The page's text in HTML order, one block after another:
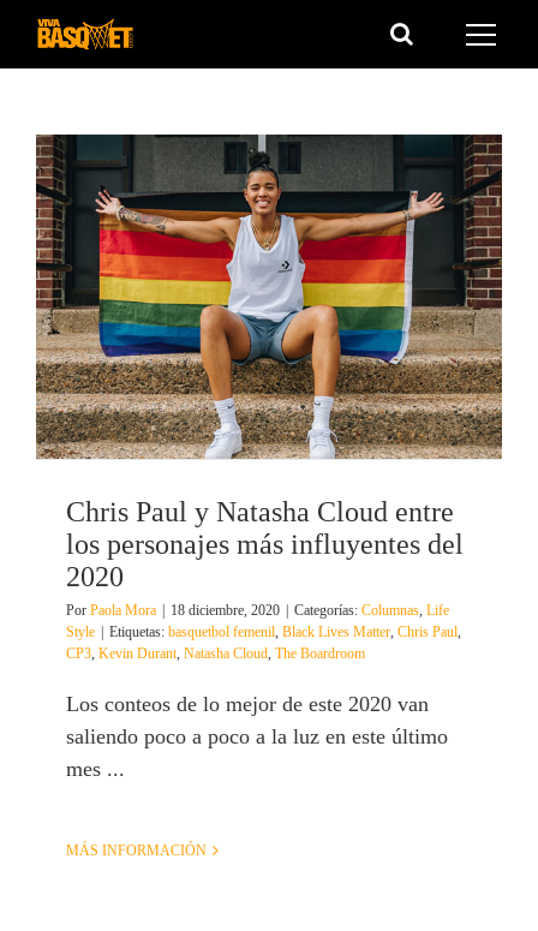
Saltar
Chris Paul y Natasha Cloud entre
los personajes más influyentes del
2020
Por Paola Mora | 18 diciembre, 2020 | Categorías: Columnas Life
Style | Etiquetas: basquetbol femenil Black Lives Matter Chris Paul
CP3 Kevin Durant Natasha Cloud The Boardroom
Los conteos de lo mejor de este 2020 van
saliendo poco a poco a la luz en este último
mes ...
MÁS INFORMACIÓN